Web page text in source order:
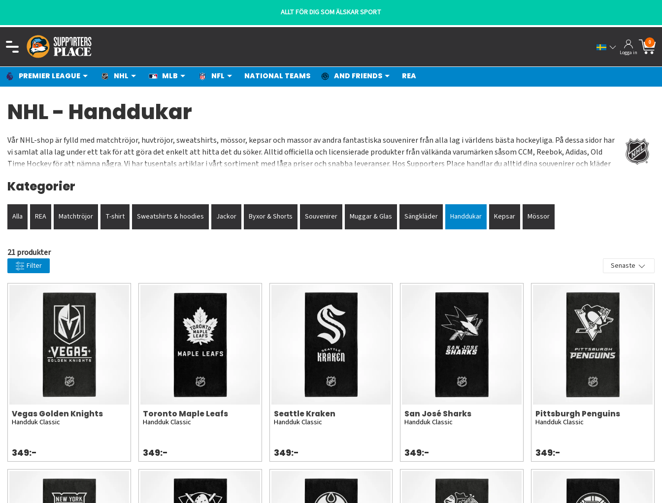
Logga in
0
PREMIER LEAGUE NHL MLB NFL NATIONAL TEAMS AND FRIENDS REA
NHL - Handdukar
Vår NHL-shop är fylld med matchtröjor, huvtröjor, sweatshirts, mössor, kepsar och massor av andra fantastiska souvenirer från alla lag i världens bästa hockeyliga. På dessa sidor har
vi samlat alla lag under ett tak för att göra det enkelt att hitta det du söker. Alltid officiella och licensierade produkter från välkända varumärken såsom CCM, Reebok, Adidas, Old
Time Hockey för att nämna några. Vi har tusentals artiklar i vårt sortiment med låga priser och snabba leveranser. Hos Supporters Place handlar du alltid dina souvenirer och kläder
Kategorier
Alla REA Matchtröjor T-shirt Sweatshirts & hoodies Jackor Byxor & Shorts Souvenirer Muggar & Glas Sängkläder Handdukar Kepsar Mössor
21 produkter
Filter Senaste
Vegas Golden Knights
Handduk Classic
349:-
Toronto Maple Leafs
Handduk Classic
349:-
Seattle Kraken
Handduk Classic
349:-
San José Sharks
Handduk Classic
349:-
Pittsburgh Penguins
Handduk Classic
349:-